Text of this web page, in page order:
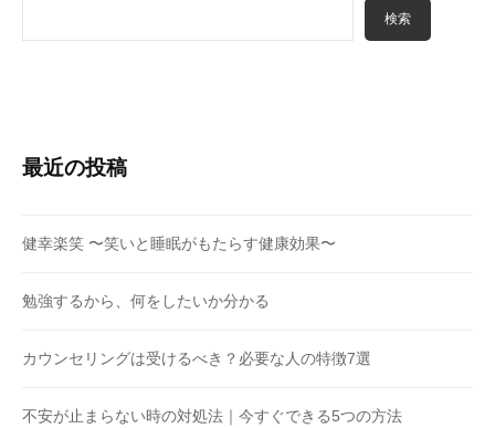
検索
最近の投稿
健幸楽笑 〜笑いと睡眠がもたらす健康効果〜
勉強するから、何をしたいか分かる
カウンセリングは受けるべき？必要な人の特徴7選
不安が止まらない時の対処法｜今すぐできる5つの方法